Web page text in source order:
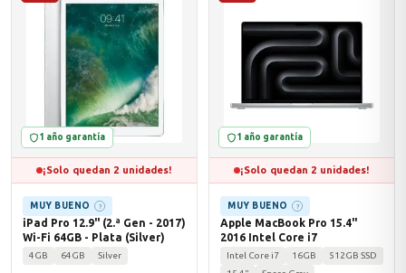
1 año garantía
¡Solo quedan 2 unidades!
MUY BUENO ?
iPad Pro 12.9" (2.ª Gen - 2017)
Wi-Fi 64GB - Plata (Silver)
4GB 64GB Silver
1 año garantía
¡Solo quedan 2 unidades!
MUY BUENO ?
Apple MacBook Pro 15.4"
2016 Intel Core i7
Intel Core i7 16GB
512GB SSD